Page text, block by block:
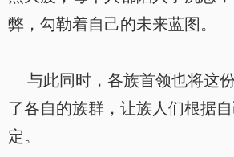
弊，勾勒着自己的未来蓝图。
与此同时，各族首领也将这
了各自的族群，让族人们根据
定。